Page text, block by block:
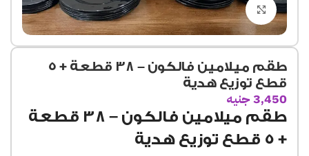
Click to enlarge
طقم ميلامين فالكون – ٣٨ قطعة + ٥
قطع توزيع هدية
3,450جنيه
طقم ميلامين فالكون – ٣٨ قطعة
+ ٥ قطع توزيع هدية